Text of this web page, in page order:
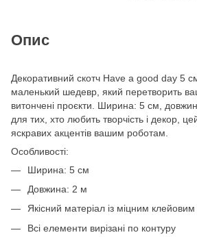
Опис
Декоративний скотч Have a good day 5
маленький шедевр, який перетворить
витончені проєкти. Ширина: 5 см,
для тих, хто любить творчість і декор,
яскравих акцентів вашим роботам.
Особливості:
Ширина: 5 см
Довжина: 2 м
Якісний матеріал із міцним
Всі елементи вирізані по контуру